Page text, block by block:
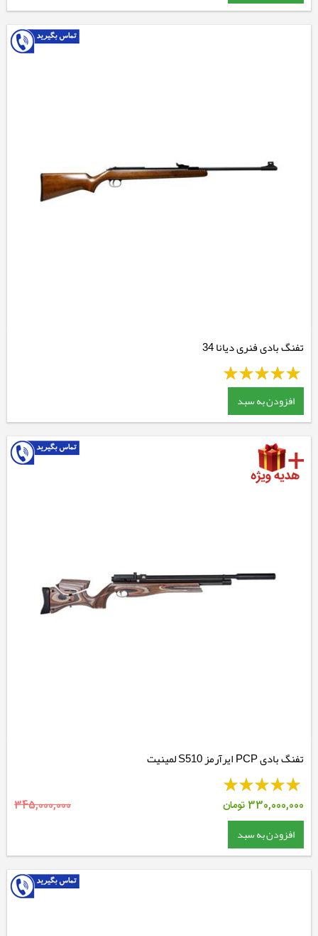
تفنگ بادی فنری دیانا 34
افزودن به سبد
تفنگ بادی PCP ایرآرمز S510 لمینیت
330,000,000تومان 345,000,000
افزودن به سبد